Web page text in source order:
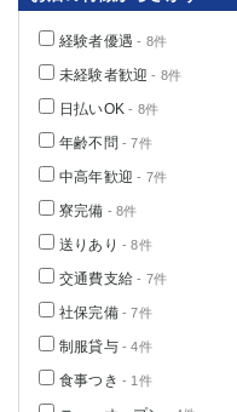
経験者優遇 - 8件
未経験者歓迎 - 8件
日払いOK - 8件
年齢不問 - 7件
中高年歓迎 - 7件
寮完備 - 8件
送りあり - 8件
交通費支給 - 7件
社保完備- 7件
制服貸与- 4件
食事つき - 1件